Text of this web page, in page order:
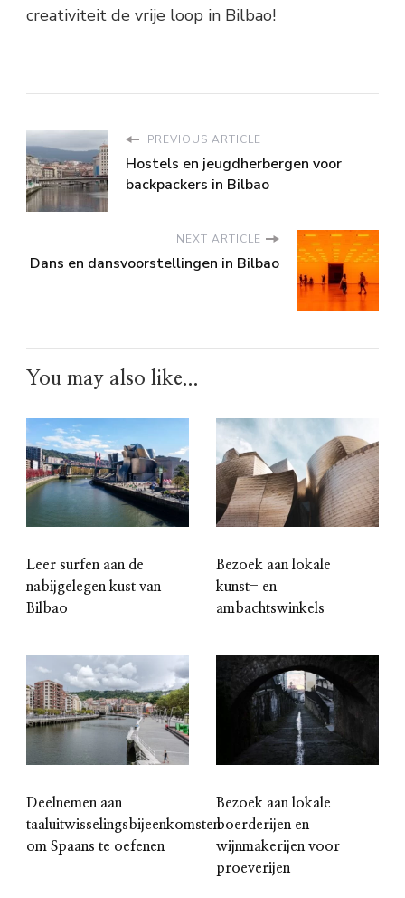
creativiteit de vrije loop in Bilbao!
PREVIOUS ARTICLE
Hostels en jeugdherbergen voor
backpackers in Bilbao
NEXT ARTICLE
Dans en dansvoorstellingen in Bilbao
You may also like...
Leer surfen aan de
nabijgelegen kust van
Bilbao
Bezoek aan lokale
kunst- en
ambachtswinkels
Deelnemen aan
taaluitwisselingsbijeenkomsten
om Spaans te oefenen
Bezoek aan lokale
boerderijen en
wijnmakerijen voor
proeverijen